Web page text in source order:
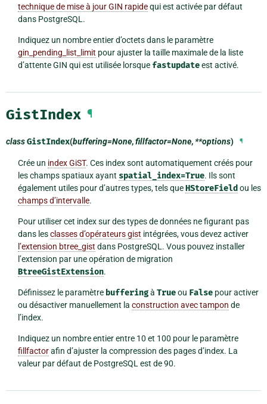
technique de mise à jour GIN rapidequi est activée par défaut
dans PostgreSQL.
Indiquez un nombre entier d’octets dans le paramètre
gin_pending_list_limit pour ajuster la taille maximale de la liste
d’attente GIN qui est utilisée lorsque fastupdateest activé.
GistIndex ¶
classGistIndex(buffering=None,fillfactor=None,**options) ¶
Crée un index GiST. Ces index sont automatiquement créés pour
les champs spatiaux ayant spatial_index=True. Ils sont
également utiles pour d’autres types, tels queHStoreField ou les
champs d’intervalle.
Pour utiliser cet index sur des types de données ne figurant pas
dans lesclasses d’opérateurs gist intégrées, vous devez activer
l’extension btree_gist dans PostgreSQL. Vous pouvez installer
l’extension par une opération de migration
BtreeGistExtension.
Définissez le paramètre bufferingà Trueou Falsepour activer
ou désactiver manuellement la construction avec tampon de
l’index.
Indiquez un nombre entier entre 10 et 100 pour le paramètre
fillfactorafin d’ajuster la compression des pages d’index. La
valeur par défaut de PostgreSQL est de 90.